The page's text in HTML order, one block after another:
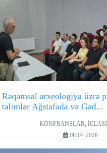
Rəqəmsal arxeologiya üzrə
təlimlər Ağstafada və Gəd...
KONFRANSLAR,
08-07-2026